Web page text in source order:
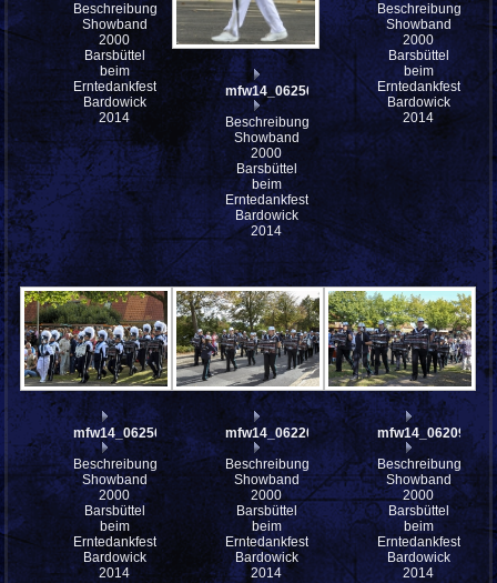
Beschreibung:
Showband
2000
Barsbüttel
beim
Erntedankfest
Bardowick
2014
mfw14_062565
Beschreibung:
Showband
2000
Barsbüttel
beim
Erntedankfest
Bardowick
2014
Beschreibung:
Showband
2000
Barsbüttel
beim
Erntedankfest
Bardowick
2014
mfw14_062562
Beschreibung:
Showband
2000
Barsbüttel
beim
Erntedankfest
Bardowick
2014
mfw14_062205
Beschreibung:
Showband
2000
Barsbüttel
beim
Erntedankfest
Bardowick
2014
mfw14_062097
Beschreibung:
Showband
2000
Barsbüttel
beim
Erntedankfest
Bardowick
2014